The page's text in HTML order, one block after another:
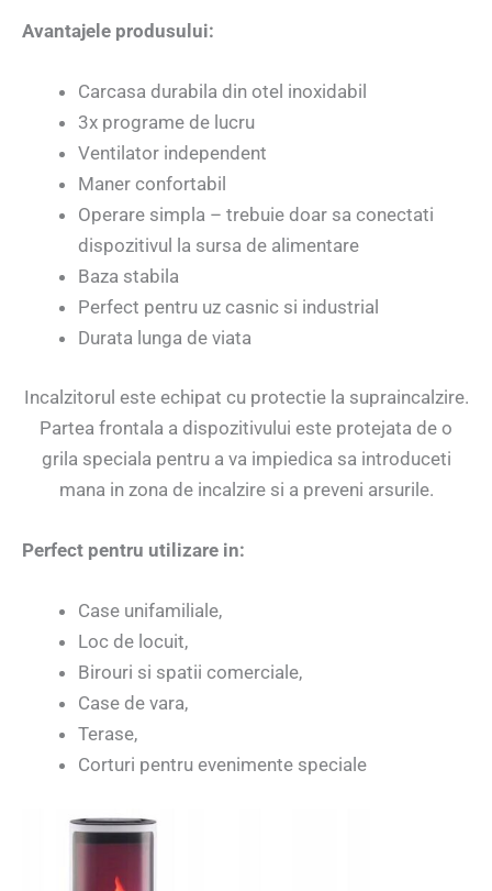
Avantajele produsului:
Carcasa durabila din otel inoxidabil
3x programe de lucru
Ventilator independent
Maner confortabil
Operare simpla – trebuie doar sa conectati
dispozitivul la sursa de alimentare
Baza stabila
Perfect pentru uz casnic si industrial
Durata lunga de viata
Incalzitorul este echipat cu protectie la supraincalzire.
Partea frontala a dispozitivului este protejata de o
grila speciala pentru a va impiedica sa introduceti
mana in zona de incalzire si a preveni arsurile.
Perfect pentru utilizare in:
Case unifamiliale,
Loc de locuit,
Birouri si spatii comerciale,
Case de vara,
Terase,
Corturi pentru evenimente speciale